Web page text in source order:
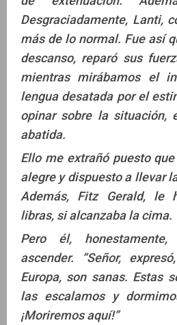
Desgraciadamente, Lanti,
más de lo normal. Fue así
descanso, reparó sus
mientras mirábamos el
lengua desatada por el
opinar sobre la situación,
abatida.
Ello me extrañó puesto
alegre y dispuesto a llevar
Además, Fitz Gerald, le
libras, si alcanzaba la cima.
Pero él,
ascender. “Señor,
Europa, son sanas. Estas
las escalamos y
¡Moriremos aquí!”